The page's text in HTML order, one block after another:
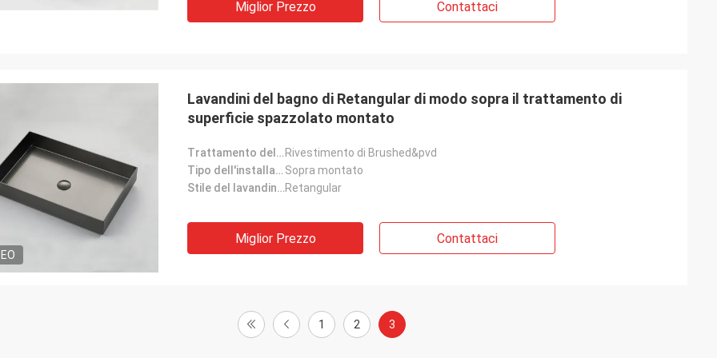
Miglior Prezzo Contattaci
Lavandini del bagno di Retangular di modo sopra il trattamento di
superficie spazzolato montato
Trattamento delle superfici: Rivestimento di Brushed&pvd
Tipo dell'installazione: Sopra montato
Stile del lavandino:Retangular
Miglior Prezzo Contattaci
1 2 3